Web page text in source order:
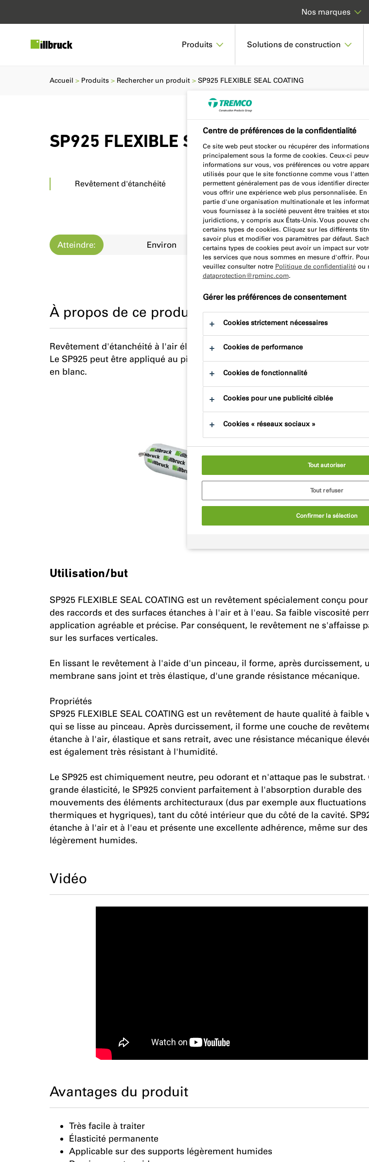
Produits Solutions de construction
Nos marques
SP925 FLEXIBLE SEAL COATING
Revêtement d'étanchéité
Accueil Produits Rechercher un produit SP925 FLEXIBLE SEAL COATING
Atteindre: Environ Vidéo Avantages du produit
À propos de ce produit
Revêtement d'étanchéité à l'air élastique à 1 composant à base de polymères
Le SP925 peut être appliqué au pinceau ou au pistolet et est disponible en
en blanc.
Utilisation/but
SP925 FLEXIBLE SEAL COATING est un revêtement spécialement conçu
des raccords et des surfaces étanches à l'air et à l'eau. Sa faible viscosité
application agréable et précise. Par conséquent, le revêtement ne s'affaisse
sur les surfaces verticales.
En lissant le revêtement à l'aide d'un pinceau, il forme, après durcissement,
membrane sans joint et très élastique, d'une grande résistance mécanique.
Propriétés
SP925 FLEXIBLE SEAL COATING est un revêtement de haute qualité à faible
qui se lisse au pinceau. Après durcissement, il forme une couche de
étanche à l'air, élastique et sans retrait, avec une résistance mécanique
est également très résistant à l'humidité.
Le SP925 est chimiquement neutre, peu odorant et n'attaque pas le substrat.
grande élasticité, le SP925 convient parfaitement à l'absorption durable des
mouvements des éléments architecturaux (dus par exemple aux fluctuations
thermiques et hygriques), tant du côté intérieur que du côté de la cavité.
étanche à l'air et à l'eau et présente une excellente adhérence, même sur
légèrement humides.
Vidéo
Avantages du produit
Très facile à traiter
Élasticité permanente
Applicable sur des supports légèrement humides
Centre de préférences de la confidentialité
Ce site web peut stocker ou récupérer des
principalement sous la forme de cookies. Ceux-ci
informations sur vous, vos préférences ou votre
utilisés pour que le site fonctionne comme vous
permettent généralement pas de vous identifier
vous offrir une expérience web plus personnalisée. En
partie d'une organisation multinationale et les
vous fournissez à la société peuvent être traitées et
juridictions, y compris aux États-Unis. Vous pouvez
certains types de cookies. Cliquez sur les différents
savoir plus et modifier vos paramètres par défaut.
certains types de cookies peut avoir un impact sur
les services que nous sommes en mesure d'offrir.
veuillez consulter notre Politique de confidentialitéou
dataprotection@rpminc.com.
Gérer les préférences de consentement
Cookies strictement nécessaires
Cookies de performance
Cookies de fonctionnalité
Cookies pour une publicité ciblée
Cookies « réseaux sociaux »
Tout autoriser
Tout refuser
Confirmer la sélection